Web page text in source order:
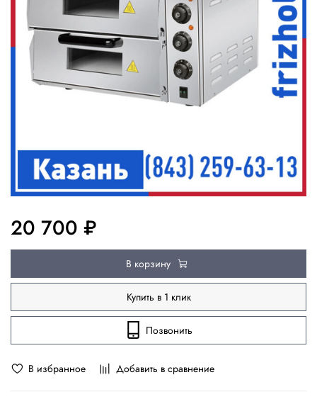
В избранное Добавить в сравнение
20 700 ₽
В корзину
Купить в 1 клик
Позвонить